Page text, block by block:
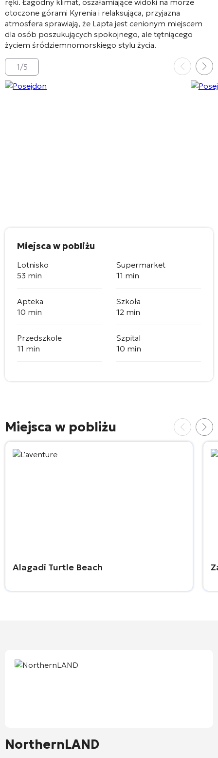
otoczone górami Kyrenia i relaksująca, przyjazna
atmosfera sprawiają, że Lapta jest cenionym miejscem
dla osób poszukujących spokojnego, ale tętniącego
życiem śródziemnomorskiego stylu życia.
1/5
Miejsca w pobliżu
Lotnisko
53 min
Supermarket
11 min
Apteka
10 min
Szkoła
12 min
Przedszkole
11 min
Szpital
10 min
Miejsca w pobliżu
Alagadi Turtle Beach
NorthernLAND